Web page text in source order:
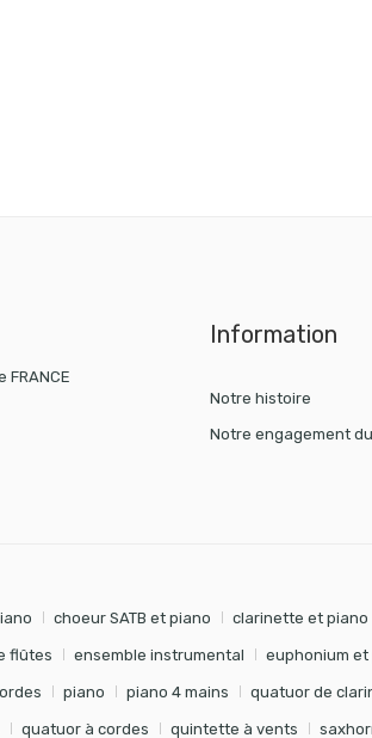
Information
Notre histoire
Notre engagement
choeur SATB et piano clarinette et piano
flûtes ensemble instrumental euphonium et
piano piano 4 mains quatuor de
quatuor à cordes quintette à vents